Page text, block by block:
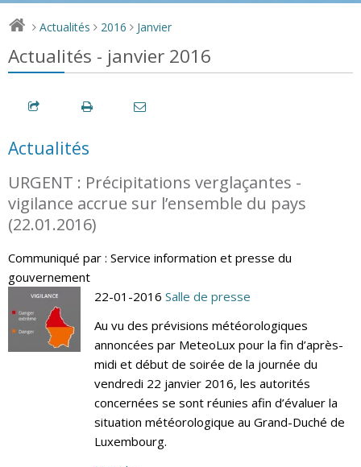
> Actualités > 2016 > Janvier
Actualités - janvier 2016
Actualités
URGENT : Précipitations verglaçantes -
vigilance accrue sur l’ensemble du pays
(22.01.2016)
Communiqué par : Service information et presse du
gouvernement
22-01-2016 Salle de presse
Au vu des prévisions météorologiques
annoncées par MeteoLux pour la fin d’après-
midi et début de soirée de la journée du
vendredi 22 janvier 2016, les autorités
concernées se sont réunies afin d’évaluer la
situation météorologique au Grand-Duché de
Luxembourg.